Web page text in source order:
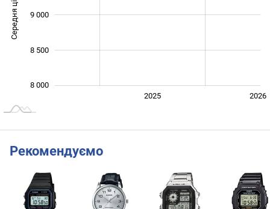
Середня ціна 10 000
8 000
8 500
9 000
2025 2026
Рекомендуємо